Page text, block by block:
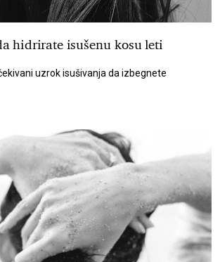
hidrirate isušenu kosu leti
uzrok isušivanja da izbegnete